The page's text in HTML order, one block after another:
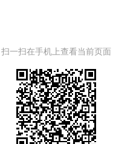
扫一扫在手机上查看当前页面